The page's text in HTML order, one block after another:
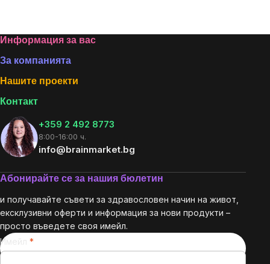
controls
Footer
Информация за вас
За компанията
Нашите проекти
Контакт
+359 2 492 8773
8:00-16:00 ч.
info@brainmarket.bg
Абонирайте се за нашия бюлетин
и получавайте съвети за здравословен начин на живот,
ексклузивни оферти и информация за нови продукти –
просто въведете своя имейл.
Имейл